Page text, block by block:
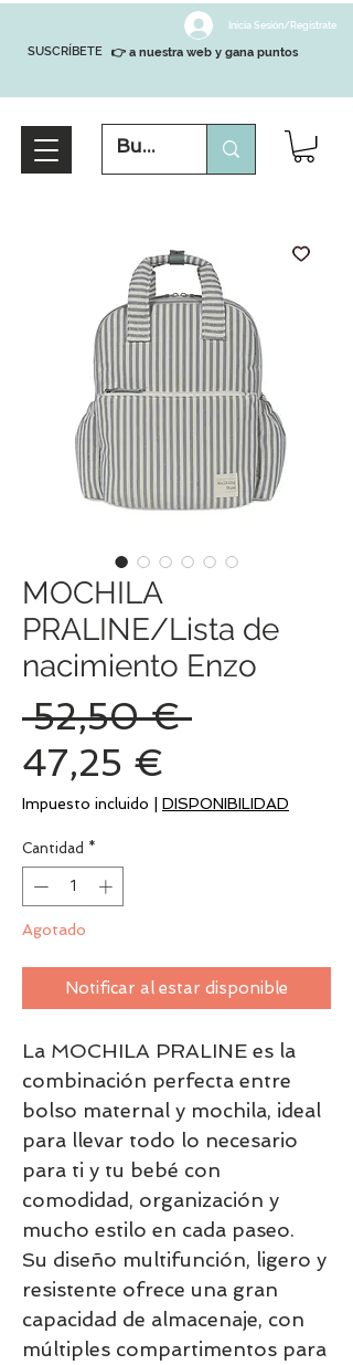
SUSCRÍBETE
Inicia Sesión/Regístrate
👉 a nuestra web y gana puntos
MOCHILA
PRALINE/Lista de
nacimiento Enzo
52,50 € Precio
47,25 €
de
Impuesto incluido DISPONIBILIDAD
Cantidad *
Agotado
Notificar al estar disponible
La MOCHILA PRALINE es la
combinación perfecta entre
bolso maternal y mochila, ideal
para llevar todo lo necesario
para ti y tu bebé con
comodidad, organización y
mucho estilo en cada paseo.
Su diseño multifunción, ligero y
resistente ofrece una gran
capacidad de almacenaje, con
múltiples compartimentos para